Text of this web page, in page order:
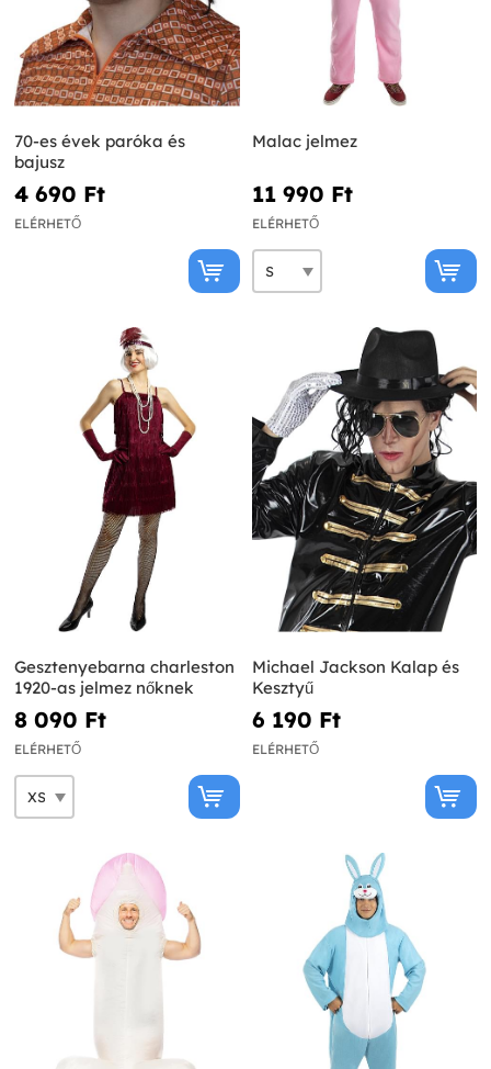
70-es évek paróka és
bajusz
4 690 Ft‎
ELÉRHETŐ
Malac jelmez
11 990 Ft‎
ELÉRHETŐ
Gesztenyebarna charleston
1920-as jelmez nőknek
8 090 Ft‎
ELÉRHETŐ
Michael Jackson Kalap és
Kesztyű
6 190 Ft‎
ELÉRHETŐ